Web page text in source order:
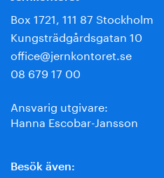
Box 1721, 111 87 Stockholm
Kungsträdgårdsgatan 10
office@jernkontoret.se
08 679 17 00
Ansvarig utgivare:
Hanna Escobar-Jansson
Besök även: